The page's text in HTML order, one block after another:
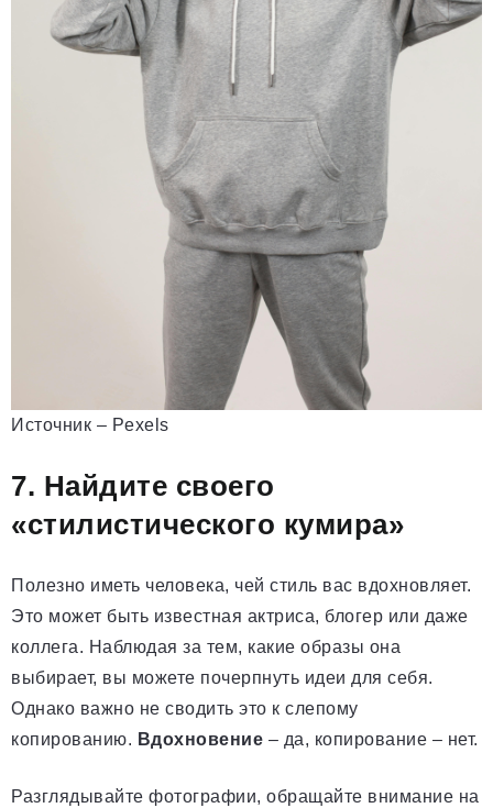
Источник – Pexels
7. Найдите своего
«стилистического кумира»
Полезно иметь человека, чей стиль вас вдохновляет.
Это может быть известная актриса, блогер или даже
коллега. Наблюдая за тем, какие образы она
выбирает, вы можете почерпнуть идеи для себя.
Однако важно не сводить это к слепому
копированию. Вдохновение – да, копирование – нет.
Разглядывайте фотографии, обращайте внимание на